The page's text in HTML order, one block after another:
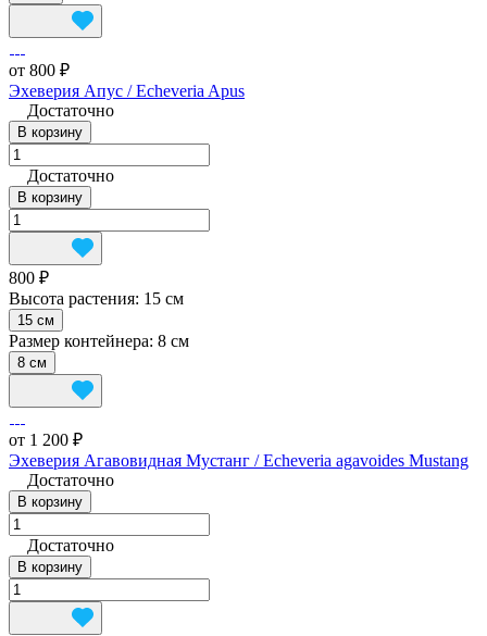
от 800 ₽
Эхеверия Апус / Echeveria Apus
Достаточно
В корзину
Достаточно
В корзину
800 ₽
Высота растения: 15 см
15 см
Размер контейнера: 8 см
8 см
от 1 200 ₽
Эхеверия Агавовидная Мустанг / Echeveria agavoides Mustang
Достаточно
В корзину
Достаточно
В корзину